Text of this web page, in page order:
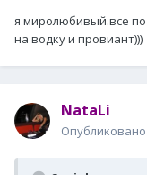
я миролюбивый.все по
на водку и провиант)))
NataLi
Опубликовано